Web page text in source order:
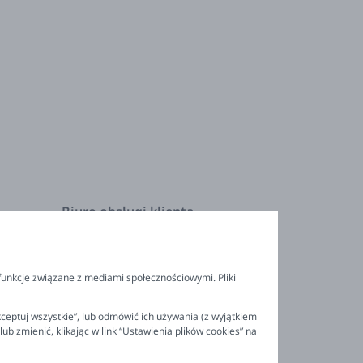
Biuro obsługi klienta
+48 694 596 187
związane z mediami społecznościowymi. Pliki
wszystkie”, lub odmówić ich używania (z wyjątkiem
zmienić, klikając w link “Ustawienia plików cookies” na